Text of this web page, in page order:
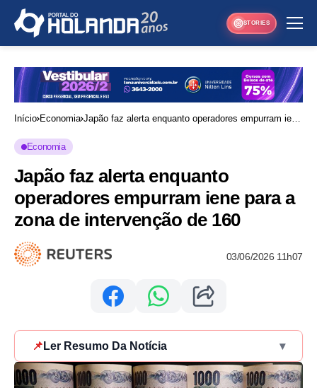
STORIES
Início Economia Japão faz alerta enquanto operadores empurram iene
Economia
Japão faz alerta enquanto
operadores empurram iene para a
zona de intervenção de 160
03/06/2026 11h07
📌 Ler Resumo Da Notícia ▾